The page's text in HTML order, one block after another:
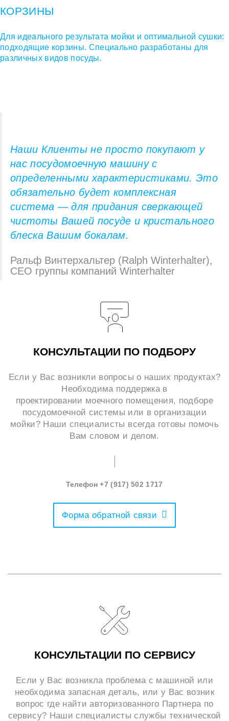
Наши Клиенты не просто покупают у
нас посудомоечную машину с
определенными характеристиками. Это
обязательно будет комплексная
система — для придания сверкающей
чистоты Вашей посуде и кристального
блеска Вашим бокалам.
Ральф Винтерхальтер (Ralph Winterhalter),
CEO группы компаний Winterhalter
КОНСУЛЬТАЦИИ ПО ПОДБОРУ
Если у Вас возникли вопросы о наших продуктах?
Необходима поддержка в
проектировании моечного помещения, подборе
посудомоечной системы или в организации
мойки? Наши специалисты всегда готовы помочь
Вам словом и делом.
Телефон+7 (917) 502 1717
Форма обратной связи
КОНСУЛЬТАЦИИ ПО СЕРВИСУ
Если у Вас возникла проблема с машиной или
необходима запасная деталь, или у Вас возник
вопрос где найти авторизованного Партнера по
сервису? Наши специалисты службы технической